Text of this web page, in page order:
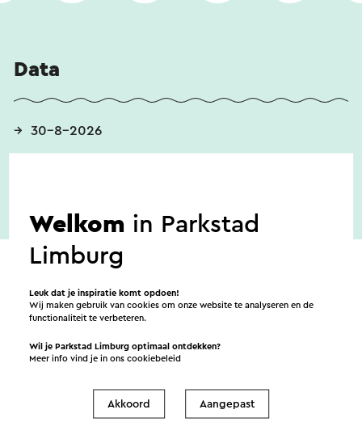
met terras is geopend, de scouting verzorgt
Data
30-8-2026
Verstuur een mail naar Straatmarkt Voskuilenweg
Welkom in Parkstad
Limburg
Leuk dat je inspiratie komt opdoen!
Wij maken gebruik van cookies om onze website te analyseren en de
functionaliteit te verbeteren.
Wil je Parkstad Limburg optimaal ontdekken?
Meer info vind je in onscookiebeleid
Akkoord Aangepast